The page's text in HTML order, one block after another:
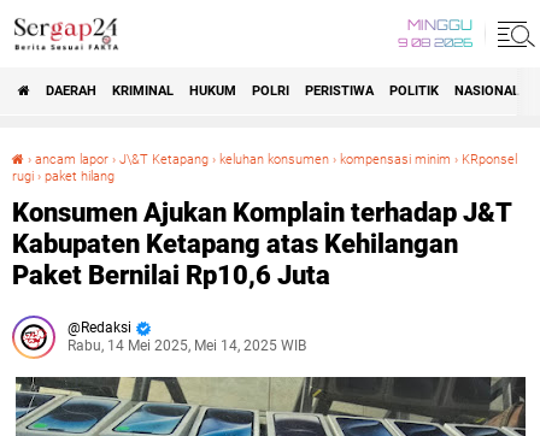
MINGGU
9 08 2026
DAERAH KRIMINAL HUKUM POLRI PERISTIWA POLITIK NASIONAL
› ancam lapor › J\&T Ketapang › keluhan konsumen › kompensasi minim › KRponsel
rugi › paket hilang
Konsumen Ajukan Komplain terhadap J&T
Kabupaten Ketapang atas Kehilangan
Paket Bernilai Rp10,6 Juta
Redaksi
Rabu, 14 Mei 2025, Mei 14, 2025 WIB